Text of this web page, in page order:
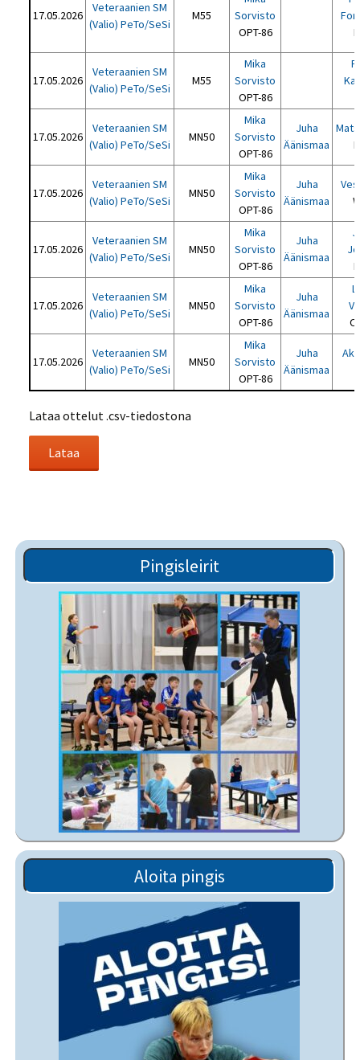
17.05.2026
Veteraanien SM
(Valio) PeTo/SeSi
M55
Sorvisto
OPT-86
17.05.2026
Veteraanien SM
(Valio) PeTo/SeSi
M55
Mika
Sorvisto
OPT-86
17.05.2026
Veteraanien SM
(Valio) PeTo/SeSi
MN50
Mika
Sorvisto
OPT-86
Juha
Äänismaa
17.05.2026
Veteraanien SM
(Valio) PeTo/SeSi
MN50
Mika
Sorvisto
OPT-86
Juha
Äänismaa
17.05.2026
Veteraanien SM
(Valio) PeTo/SeSi
MN50
Mika
Sorvisto
OPT-86
Juha
Äänismaa
17.05.2026
Veteraanien SM
(Valio) PeTo/SeSi
MN50
Mika
Sorvisto
OPT-86
Juha
Äänismaa
17.05.2026
Veteraanien SM
(Valio) PeTo/SeSi
MN50
Mika
Sorvisto
OPT-86
Juha
Äänismaa
Lataa ottelut .csv-tiedostona
Pingisleirit
Aloita pingis